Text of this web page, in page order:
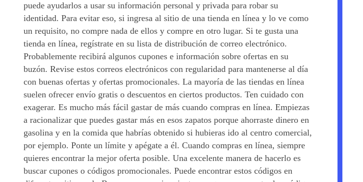
puede ayudarlos a usar su información personal y privada para robar su
identidad. Para evitar eso, si ingresa al sitio de una tienda en línea y lo ve como
un requisito, no compre nada de ellos y compre en otro lugar. Si te gusta una
tienda en línea, regístrate en su lista de distribución de correo electrónico.
Probablemente recibirá algunos cupones e información sobre ofertas en su
buzón. Revise estos correos electrónicos con regularidad para mantenerse al día
con buenas ofertas y ofertas promocionales. La mayoría de las tiendas en línea
suelen ofrecer envío gratis o descuentos en ciertos productos. Ten cuidado con
exagerar. Es mucho más fácil gastar de más cuando compras en línea. Empiezas
a racionalizar que puedes gastar más en esos zapatos porque ahorraste dinero en
gasolina y en la comida que habrías obtenido si hubieras ido al centro comercial,
por ejemplo. Ponte un límite y apégate a él. Cuando compras en línea, siempre
quieres encontrar la mejor oferta posible. Una excelente manera de hacerlo es
buscar cupones o códigos promocionales. Puede encontrar estos códigos en